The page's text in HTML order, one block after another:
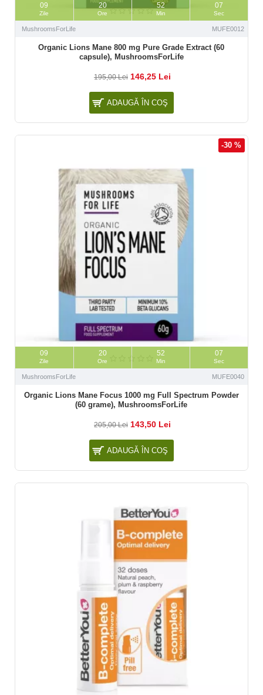
09
Zile
20
Ore
52
Min
06
Sec
MushroomsForLife MUFE0012
Organic Lions Mane 800 mg Pure Grade Extract (60
capsule), MushroomsForLife
195,00 Lei 146,25 Lei
ADAUGĂ ÎN COŞ
-30 %
09
Zile
20
Ore
52
Min
06
Sec
MushroomsForLife MUFE0040
Organic Lions Mane Focus 1000 mg Full Spectrum Powder
(60 grame), MushroomsForLife
205,00 Lei 143,50 Lei
ADAUGĂ ÎN COŞ